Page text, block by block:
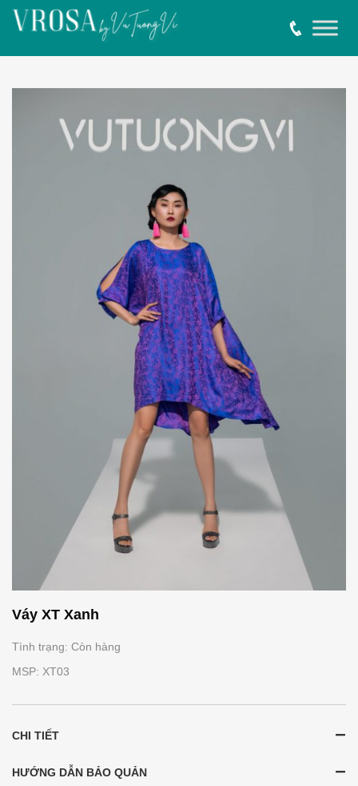
Váy XT Xanh
Tình trạng: Còn hàng
MSP: XT03
CHI TIẾT
HƯỚNG DẪN BẢO QUẢN